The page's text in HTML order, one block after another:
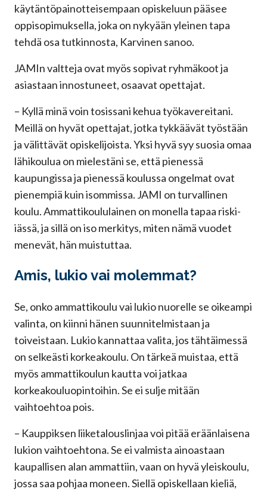
käytäntöpainotteisempaan opiskeluun pääsee
oppisopimuksella, joka on nykyään yleinen tapa
tehdä osa tutkinnosta, Karvinen sanoo.
JAMIn valtteja ovat myös sopivat ryhmäkoot ja
asiastaan innostuneet, osaavat opettajat.
– Kyllä minä voin tosissani kehua työkavereitani.
Meillä on hyvät opettajat, jotka tykkäävät työstään
ja välittävät opiskelijoista. Yksi hyvä syy suosia omaa
lähikoulua on mielestäni se, että pienessä
kaupungissa ja pienessä koulussa ongelmat ovat
pienempiä kuin isommissa. JAMI on turvallinen
koulu. Ammattikoululainen on monella tapaa riski-
iässä, ja sillä on iso merkitys, miten nämä vuodet
menevät, hän muistuttaa.
Amis, lukio vai molemmat?
Se, onko ammattikoulu vai lukio nuorelle se oikeampi
valinta, on kiinni hänen suunnitelmistaan ja
toiveistaan. Lukio kannattaa valita, jos tähtäimessä
on selkeästi korkeakoulu. On tärkeä muistaa, että
myös ammattikoulun kautta voi jatkaa
korkeakouluopintoihin. Se ei sulje mitään
vaihtoehtoa pois.
– Kauppiksen liiketalouslinjaa voi pitää eräänlaisena
lukion vaihtoehtona. Se ei valmista ainoastaan
kaupallisen alan ammattiin, vaan on hyvä yleiskoulu,
jossa saa pohjaa moneen. Siellä opiskellaan kieliä,